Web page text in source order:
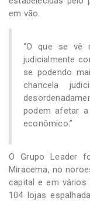
em vão.
“O que se vê
judicialmente
se podendo
chancela
podem afetar
econômico.”
O Grupo Leader
Miracema, no
capital e em vários
104 lojas